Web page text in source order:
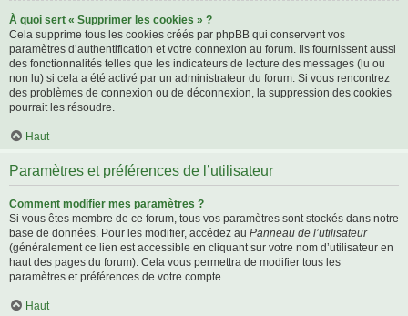
À quoi sert « Supprimer les cookies » ?
Cela supprime tous les cookies créés par phpBB qui conservent vos
paramètres d’authentification et votre connexion au forum. Ils fournissent aussi
des fonctionnalités telles que les indicateurs de lecture des messages (lu ou
non lu) si cela a été activé par un administrateur du forum. Si vous rencontrez
des problèmes de connexion ou de déconnexion, la suppression des cookies
pourrait les résoudre.
Haut
Paramètres et préférences de l’utilisateur
Comment modifier mes paramètres ?
Si vous êtes membre de ce forum, tous vos paramètres sont stockés dans notre
base de données. Pour les modifier, accédez au Panneau de l’utilisateur
(généralement ce lien est accessible en cliquant sur votre nom d’utilisateur en
haut des pages du forum). Cela vous permettra de modifier tous les
paramètres et préférences de votre compte.
Haut